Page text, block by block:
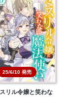
25/6/10 発売
リル令嬢と笑わな